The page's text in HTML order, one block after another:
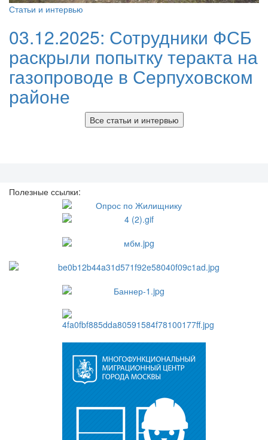
Статьи и интервью
03.12.2025: Сотрудники ФСБ
раскрыли попытку теракта на
газопроводе в Серпуховском
районе
Все статьи и интервью
Полезные ссылки: